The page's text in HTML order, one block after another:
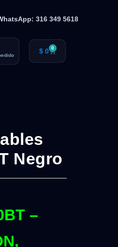
316 349 5618
$ 0 0
Negro
–